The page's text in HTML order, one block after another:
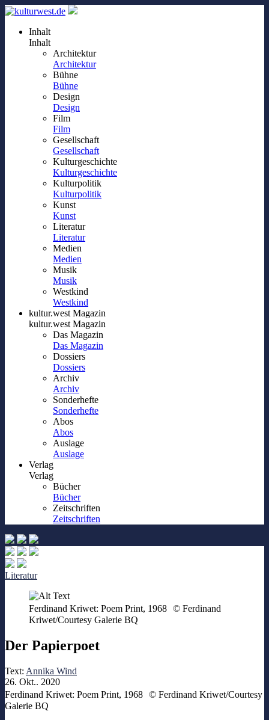
Inhalt
Inhalt
Architektur
Architektur
Bühne
Bühne
Design
Design
Film
Film
Gesellschaft
Gesellschaft
Kulturgeschichte
Kulturgeschichte
Kulturpolitik
Kulturpolitik
Kunst
Kunst
Literatur
Literatur
Medien
Medien
Musik
Musik
Westkind
Westkind
kultur.west Magazin
kultur.west Magazin
Das Magazin
Das Magazin
Dossiers
Dossiers
Archiv
Archiv
Sonderhefte
Sonderhefte
Abos
Abos
Auslage
Auslage
Verlag
Verlag
Bücher
Bücher
Zeitschriften
Zeitschriften
Literatur
Ferdinand Kriwet: Poem Print, 1968 © Ferdinand
Kriwet/Courtesy Galerie BQ
Der Papierpoet
Text: Annika Wind
26. Okt.. 2020
Ferdinand Kriwet: Poem Print, 1968 © Ferdinand Kriwet/Courtesy
Galerie BQ